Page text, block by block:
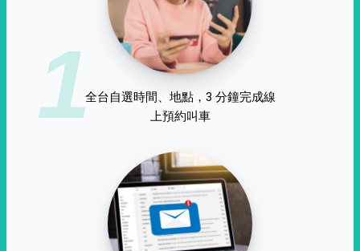
1全台自選時間、地點，3 分鐘完成線
上預約叫車